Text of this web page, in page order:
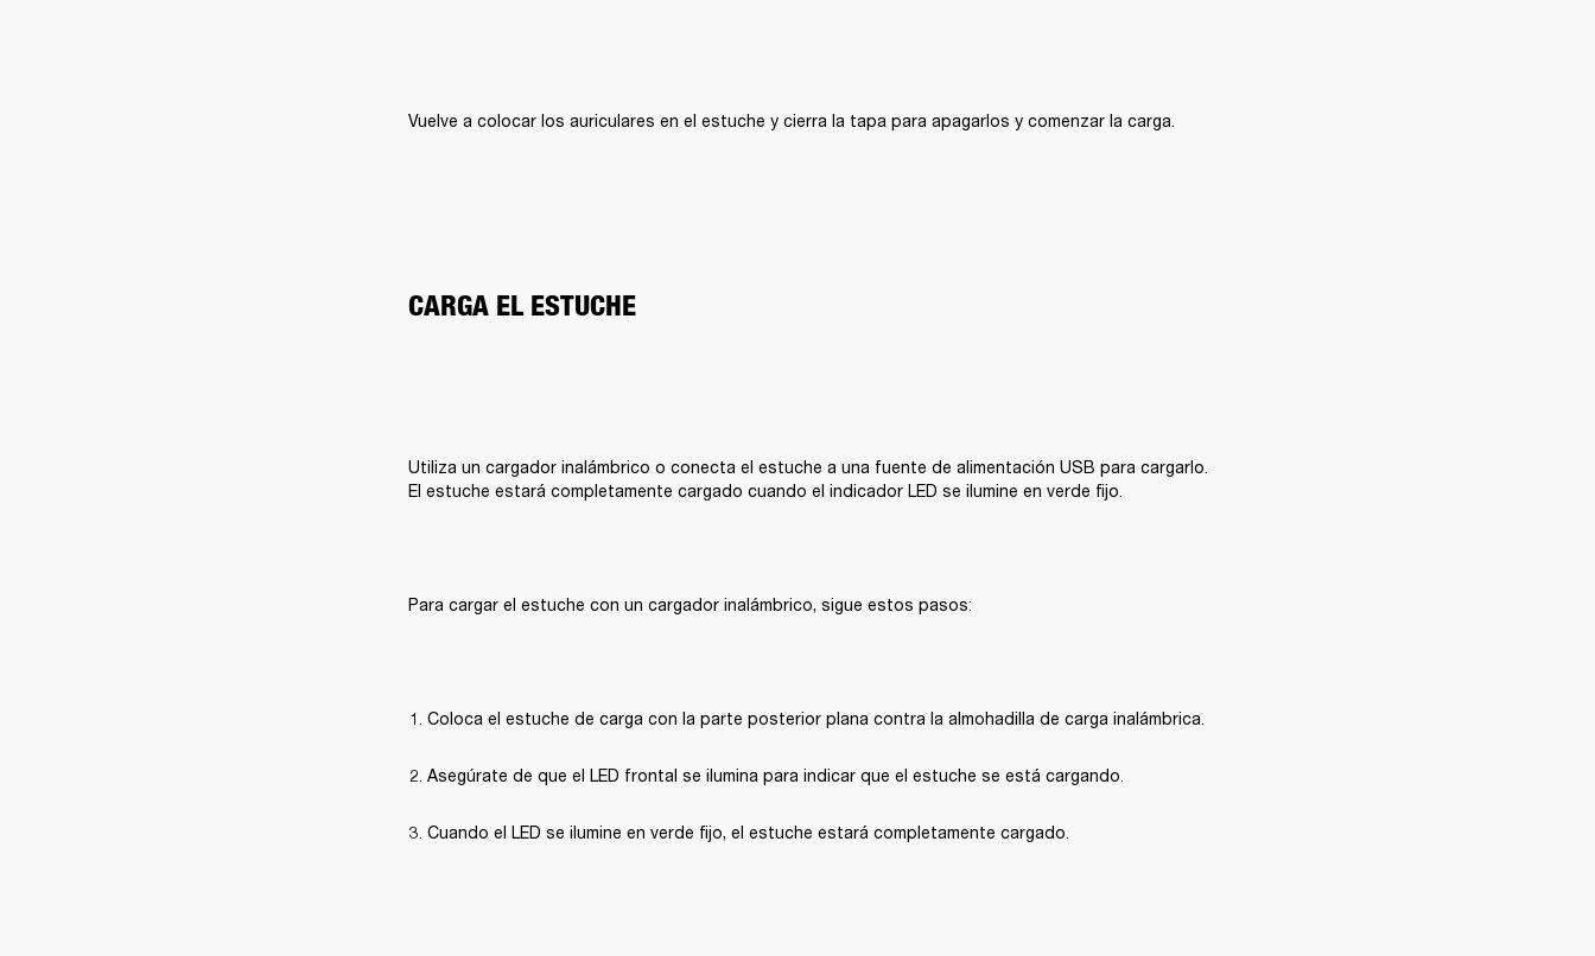
Vuelve a colocar los auriculares en el estuche y cierra la tapa para apagarlos y comenzar la carga.
CARGA EL ESTUCHE
Utiliza un cargador inalámbrico o conecta el estuche a una fuente de alimentación USB para cargarlo.
El estuche estará completamente cargado cuando el indicador LED se ilumine en verde fijo.
Para cargar el estuche con un cargador inalámbrico, sigue estos pasos:
Coloca el estuche de carga con la parte posterior plana contra la almohadilla de carga inalámbrica.
Asegúrate de que el LED frontal se ilumina para indicar que el estuche se está cargando.
Cuando el LED se ilumine en verde fijo, el estuche estará completamente cargado.